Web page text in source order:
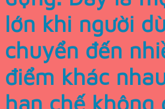
lớn khi người
chuyển đến
điểm khác
hạn chế không